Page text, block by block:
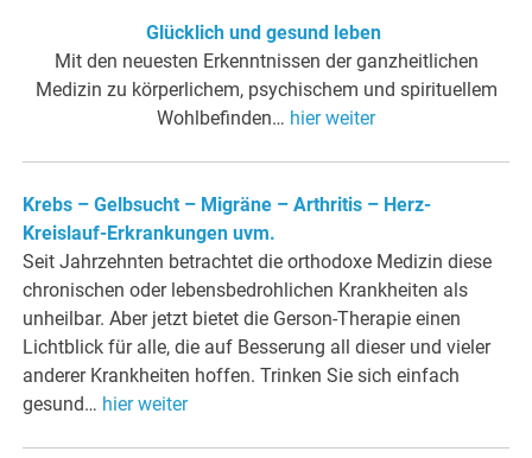
Glücklich und gesund leben
Mit den neuesten Erkenntnissen der ganzheitlichen
Medizin zu körperlichem, psychischem und spirituellem
Wohlbefinden… hier weiter
Krebs – Gelbsucht – Migräne – Arthritis – Herz-
Kreislauf-Erkrankungen uvm.
Seit Jahrzehnten betrachtet die orthodoxe Medizin diese
chronischen oder lebensbedrohlichen Krankheiten als
unheilbar. Aber jetzt bietet die Gerson-Therapie einen
Lichtblick für alle, die auf Besserung all dieser und vieler
anderer Krankheiten hoffen. Trinken Sie sich einfach
gesund… hier weiter